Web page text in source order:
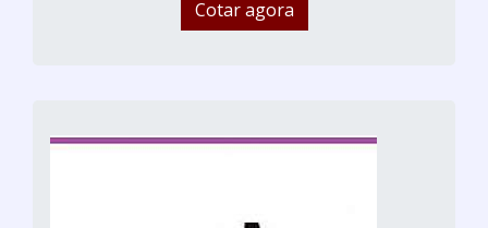
Cotar agora